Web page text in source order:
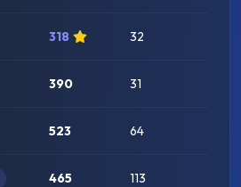
318 32
390 31
523 64
465 113